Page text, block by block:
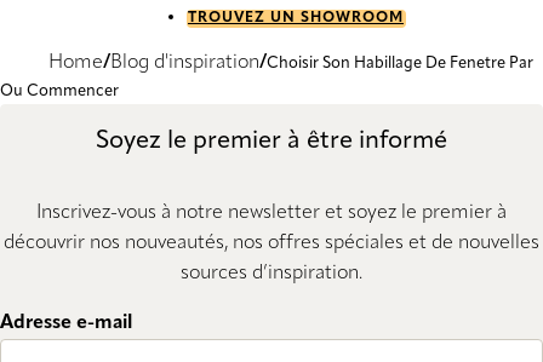
TROUVEZ UN SHOWROOM
Home Blog d'inspiration Choisir Son Habillage De Fenetre Par
Ou Commencer
Soyez le premier à être informé
Inscrivez-vous à notre newsletter et soyez le premier à
découvrir nos nouveautés, nos offres spéciales et de nouvelles
sources d’inspiration.
Adresse e-mail